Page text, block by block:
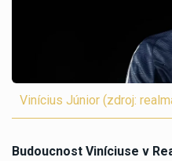
Vinícius Júnior (zdroj:
Budoucnost Viníciuse v